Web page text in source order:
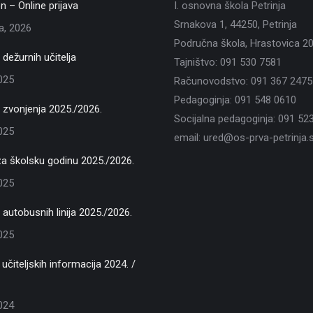
– Online prijava
2026
učitelja
2025./2026.
školsku godinu 2025./2026.
linija 2025./2026.
informacija 2024. /
I. osnovna škola Petrinja
Srnakova 1, 44250, Petrinja
Područna škola, Hrastovica
Tajništvo: 091 530 7581
Računovodstvo: 091 367 2475
Pedagoginja: 091 548 0610
Socijalna pedagoginja: 091
email: ured@os-prva-